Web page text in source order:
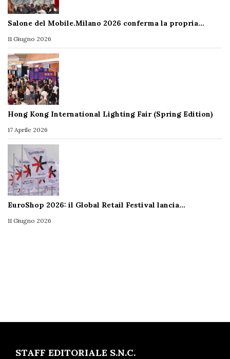
Salone del Mobile.Milano 2026 conferma la propria…
11 Giugno 2026
Hong Kong International Lighting Fair (Spring Edition)
17 Aprile 2026
EuroShop 2026: il Global Retail Festival lancia…
11 Giugno 2026
STAFF EDITORIALE S.N.C.